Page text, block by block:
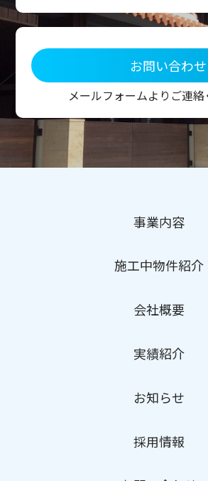
お問い合わせ
メールフォームよりご連
事業内容
施工中物件紹介
会社概要
実績紹介
お知らせ
採用情報